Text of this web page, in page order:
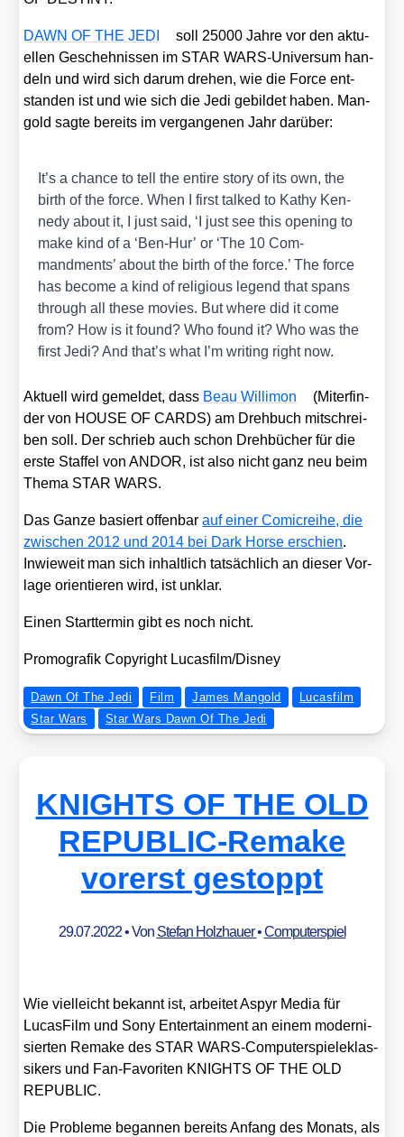
DAWN OF THE JEDI
soll 25000 Jah­re vor den aktu­
el­len Gescheh­nis­sen im STAR WARS-Uni­ver­sum han­
deln und wird sich dar­um dre­hen, wie die Force ent­
stan­den ist und wie sich die Jedi gebil­det haben. Man­
gold sag­te bereits im ver­gan­ge­nen Jahr dar­über:
It’s a chan­ce to tell the enti­re sto­ry of its own, the
birth of the force. When I first tal­ked to Kathy Ken­
ne­dy about it, I just said, ‘I just see this ope­ning to
make kind of a ‘Ben-Hur’ or ‘The 10 Com­
mandments’ about the birth of the force.’ The force
has beco­me a kind of reli­gious legend that spans
through all the­se movies. But whe­re did it come
from? How is it found? Who found it? Who was the
first Jedi? And that’s what I’m wri­ting right now.
Aktu­ell wird gemel­det, dass Beau Wil­li­mon
(Mit­er­fin­
der von HOUSE OF CARDS) am Dreh­buch mit­schrei­
ben soll. Der schrieb auch schon Dreh­bü­cher für die
ers­te Staf­fel von ANDOR, ist also nicht ganz neu beim
The­ma STAR WARS.
Das Gan­ze basiert offen­barauf einer Comic­rei­he, die
zwi­schen 2012 und 2014 bei Dark Hor­se erschien.
Inwie­weit man sich inhalt­lich tat­säch­lich an die­ser Vor­
la­ge ori­en­tie­ren wird, ist unklar.
Einen Start­ter­min gibt es noch nicht.
Pro­mo­gra­fik Copy­right Lucasfilm/​Disney
Dawn Of The Jedi Film James Mangold
Lucasfilm
Star Wars
Star Wars Dawn Of The Jedi
KNIGHTS OF THE OLD
REPUBLIC-Remake
vorerst gestoppt
29.07.2022• Von Stefan Holzhauer•Computerspiel
Wie viel­leicht bekannt ist, arbei­tet Aspyr Media für
Lucas­Film und Sony Enter­tain­ment an einem moder­ni­
sier­ten Remake des STAR WARS-Com­pu­ter­spie­le­klas­
si­kers und Fan-Favo­ri­ten KNIGHTS OF THE OLD
REPUBLIC.
Die Pro­ble­me began­nen bereits Anfang des Monats, als